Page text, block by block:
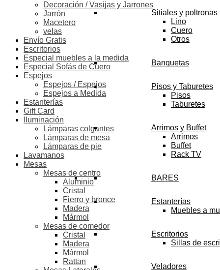
Sitiales y poltronas
Lino
Cuero
Otros
Banquetas
Pisos y Taburetes
Pisos
Taburetes
Arrimos y Buffet
Arrimos
Buffet
Rack TV
BARES
Estanterías
Muebles a
Escritorios
Sillas de
Veladores
Decoración / Vasijas y Jarrones
Jarrón
Macetero
velas
Envío Gratis
Escritorios
Especial muebles a la medida
Especial Sofás de Cuero
Espejos
Espejos / Espejos
Espejos a Medida
Estanterías
Gift Card
Iluminación
Lámparas colgantes
Lámparas de mesa
Lámparas de pie
Lavamanos
Mesas
Mesas de centro
Aluminio
Cristal
Fierro y bronce
Madera
Mármol
Mesas de comedor
Cristal
Madera
Mármol
Rattan